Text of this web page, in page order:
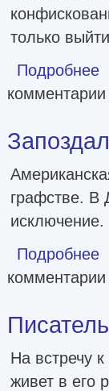
только
Подробнее
комментарии
графстве. В
исключение.
Подробнее
комментарии
На встречу
живет в его